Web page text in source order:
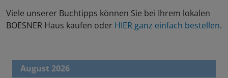
Viele unserer Buchtipps können Sie bei Ihrem lokalen
BOESNER Haus kaufen oder HIER ganz einfach bestellen.
August 2026